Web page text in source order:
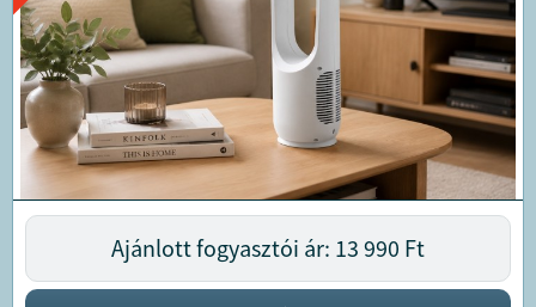
Ajánlott fogyasztói ár: 13 990 Ft